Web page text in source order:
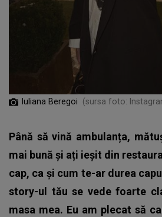
Iuliana Beregoi (sursa foto:
Până să vină ambulanța,
mai bună și ați ieșit din
cap, ca și cum te-ar durea
story-ul tău se vede foarte
masa mea. Eu am plecat să